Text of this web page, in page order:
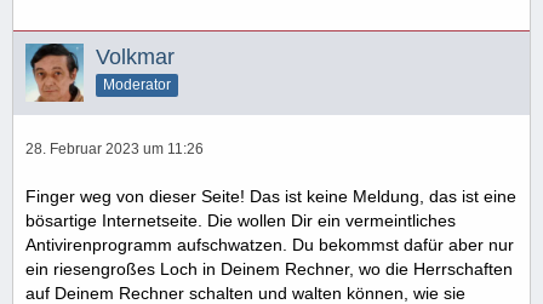
Volkmar
Moderator
28. Februar 2023 um 11:26
Finger weg von dieser Seite! Das ist keine Meldung, das ist eine
bösartige Internetseite. Die wollen Dir ein vermeintliches
Antivirenprogramm aufschwatzen. Du bekommst dafür aber nur
ein riesengroßes Loch in Deinem Rechner, wo die Herrschaften
auf Deinem Rechner schalten und walten können, wie sie